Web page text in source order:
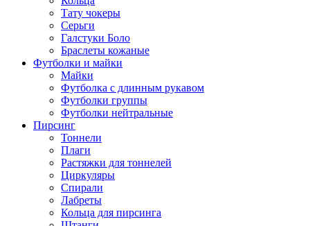
Тату чокеры
Серьги
Галстуки Боло
Браслеты кожаные
Футболки и майки
Майки
Футболка с длинным рукавом
Футболки группы
Футболки нейтральные
Пирсинг
Тоннели
Плаги
Растяжки для тоннелей
Циркуляры
Спирали
Лабреты
Кольца для пирсинга